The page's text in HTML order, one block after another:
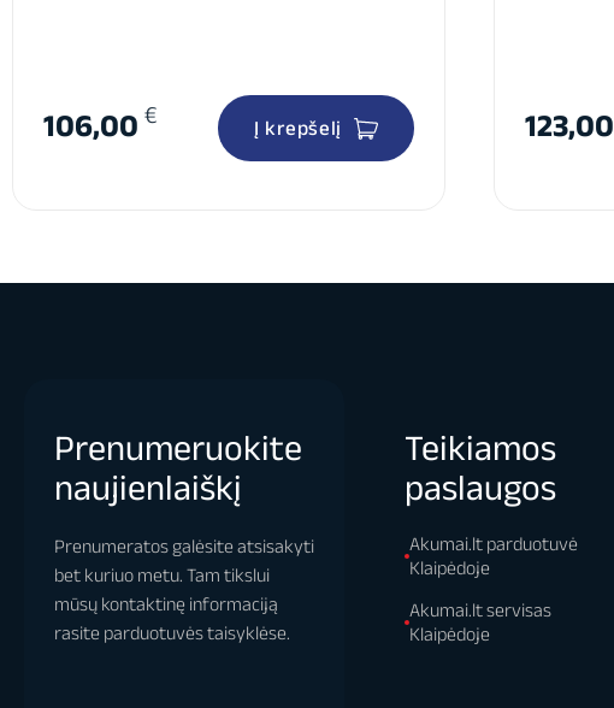
106,00 €
Į krepšelį 123,00
Prenumeruokite
naujienlaiškį
Prenumeratos galėsite atsisakyti
bet kuriuo metu. Tam tikslui
mūsų kontaktinę informaciją
rasite parduotuvės taisyklėse.
Teikiamos
paslaugos
Akumai.lt parduotuvė
Klaipėdoje
Akumai.lt servisas
Klaipėdoje